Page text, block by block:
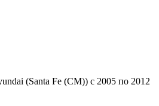
(Santa Fe (CM)) с 2005 по 2012